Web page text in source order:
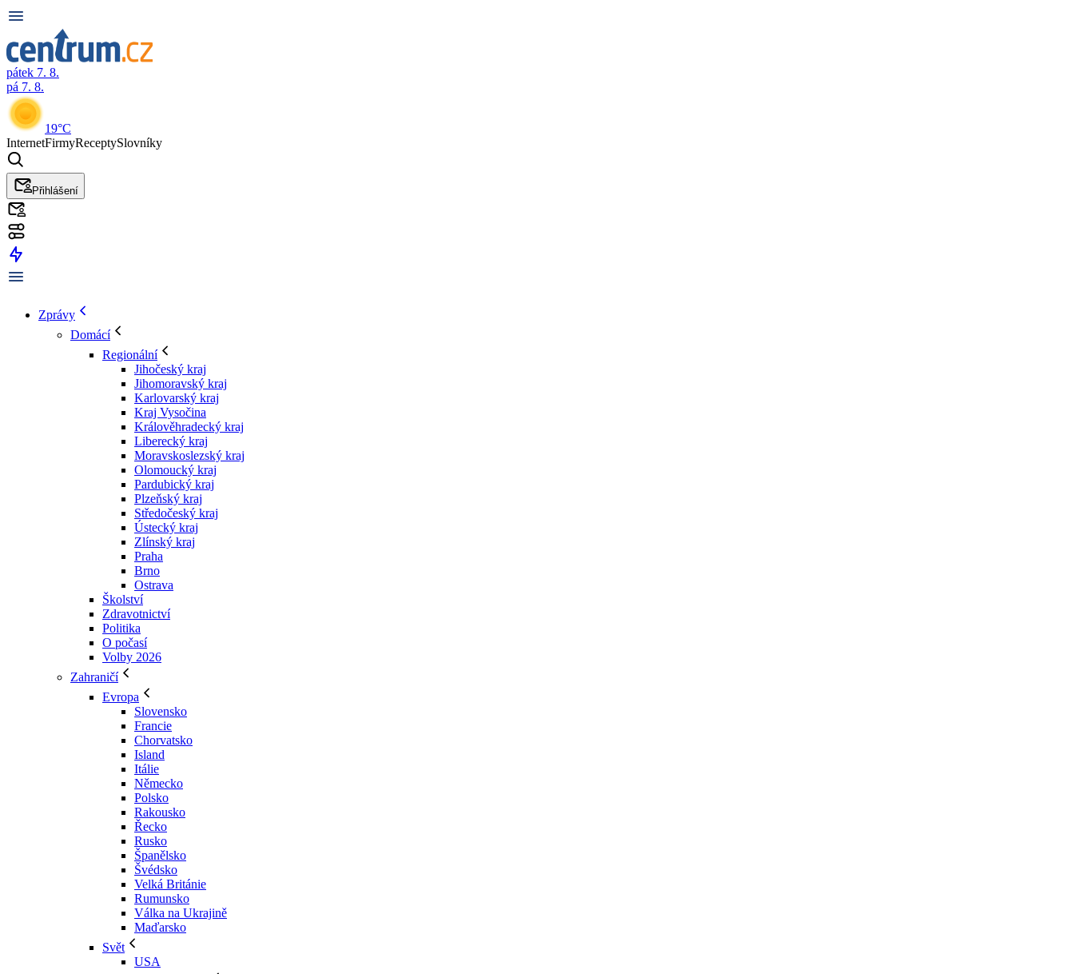
pátek 7. 8.
pá 7. 8.
19°C
InternetFirmyReceptySlovníky
Přihlášení
Zprávy
Domácí
Regionální
Jihočeský kraj
Jihomoravský kraj
Karlovarský kraj
Kraj Vysočina
Králověhradecký kraj
Liberecký kraj
Moravskoslezský kraj
Olomoucký kraj
Pardubický kraj
Plzeňský kraj
Středočeský kraj
Ústecký kraj
Zlínský kraj
Praha
Brno
Ostrava
Školství
Zdravotnictví
Politika
O počasí
Volby 2026
Zahraničí
Evropa
Slovensko
Francie
Chorvatsko
Island
Itálie
Německo
Polsko
Rakousko
Řecko
Rusko
Španělsko
Švédsko
Velká Británie
Rumunsko
Válka na Ukrajině
Maďarsko
Svět
USA